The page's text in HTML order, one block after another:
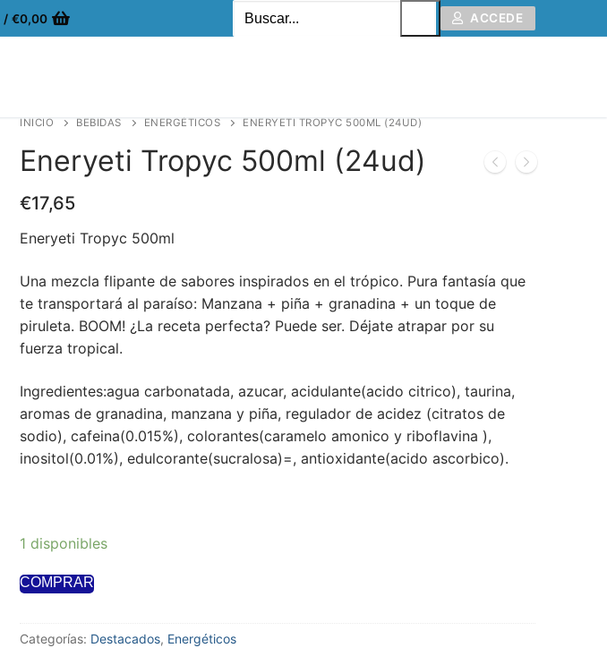
/ €0,00 ACCEDE
INICIO BEBIDAS ENERGÉTICOS ENERYETI TROPYC 500ML (24UD)
Eneryeti Tropyc 500ml (24ud)
€17,65
Eneryeti Tropyc 500ml
Una mezcla flipante de sabores inspirados en el trópico. Pura fantasía que
te transportará al paraíso: Manzana + piña + granadina + un toque de
piruleta. BOOM! ¿La receta perfecta? Puede ser. Déjate atrapar por su
fuerza tropical.
Ingredientes:agua carbonatada, azucar, acidulante(acido citrico), taurina,
aromas de granadina, manzana y piña, regulador de acidez (citratos de
sodio), cafeina(0.015%), colorantes(caramelo amonico y riboflavina ),
inositol(0.01%), edulcorante(sucralosa)=, antioxidante(acido ascorbico).
1 disponibles
COMPRAR
Categorías: Destacados, Energéticos